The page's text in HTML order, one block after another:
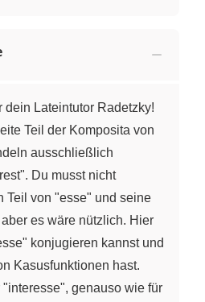
dein Lateintutor Radetzky!
Teil der Komposita von
ausschließlich
Du musst nicht
Teil von "esse" und seine
es wäre nützlich. Hier
konjugieren kannst und
Kasusfunktionen hast.
genauso wie für